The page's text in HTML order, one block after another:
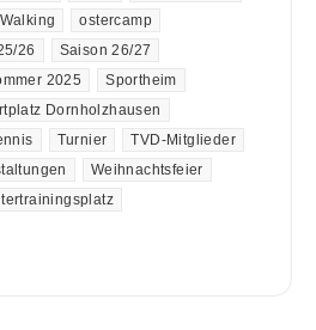
ostercamp
26
Saison 26/27
2025
Sportheim
Dornholzhausen
Turnier
TVD-Mitglieder
Weihnachtsfeier